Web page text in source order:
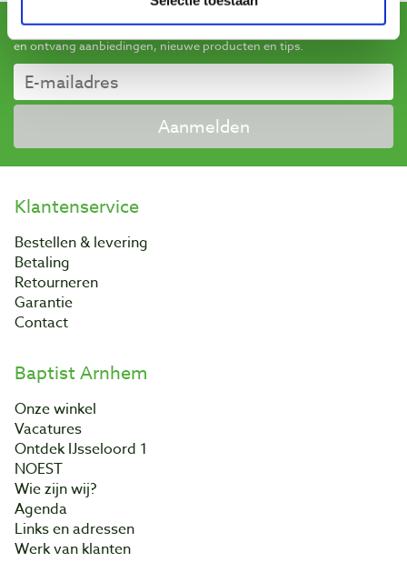
Schrijf u in voor de maandelijkse nieuwsbrief
en ontvang aanbiedingen, nieuwe producten en tips.
Aanmelden
Klantenservice
Bestellen & levering
Betaling
Retourneren
Garantie
Contact
Baptist Arnhem
Onze winkel
Vacatures
Ontdek IJsseloord 1
NOEST
Wie zijn wij?
Agenda
Links en adressen
Werk van klanten